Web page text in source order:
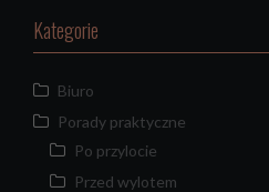
Kategorie
Biuro
Porady praktyczne
Po przylocie
Przed wylotem